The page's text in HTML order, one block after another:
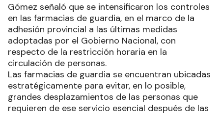
Gómez señaló que se intensificaron los controles
en las farmacias de guardia, en el marco de la
adhesión provincial a las últimas medidas
adoptadas por el Gobierno Nacional, con
respecto de la restricción horaria en la
circulación de personas.
Las farmacias de guardia se encuentran ubicadas
estratégicamente para evitar, en lo posible,
grandes desplazamientos de las personas que
requieren de ese servicio esencial después de las